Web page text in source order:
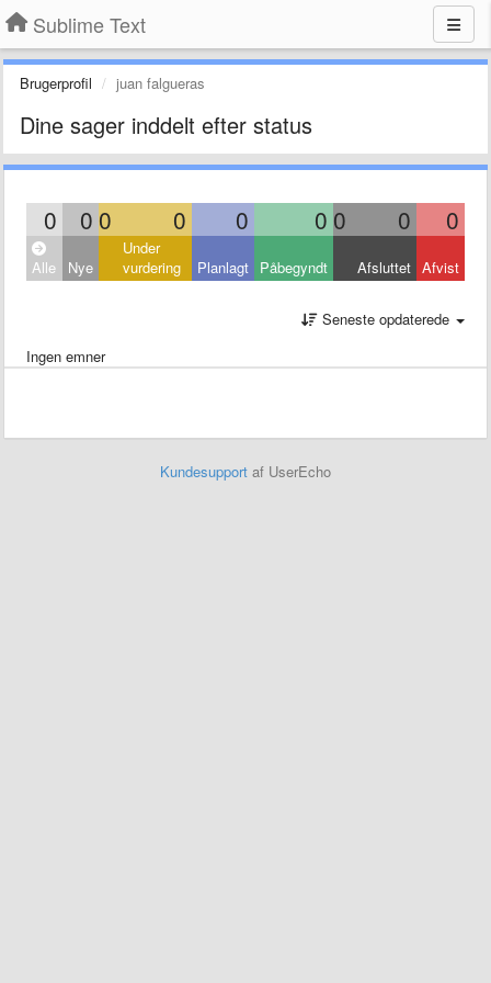
Sublime Text
Brugerprofil juan falgueras
Dine sager inddelt efter status
0 0 0 0 0 0 0 0 0
Alle Nye
Under
vurdering
Planlagt Påbegyndt Afsluttet Afvist
Seneste opdaterede
Ingen emner
Kundesupport af UserEcho